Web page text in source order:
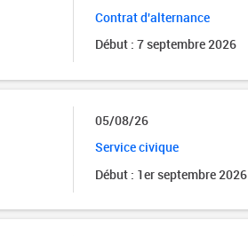
Contrat d'alternance
Début : 7 septembre 2026
05/08/26
Service civique
Début : 1er septembre 2026